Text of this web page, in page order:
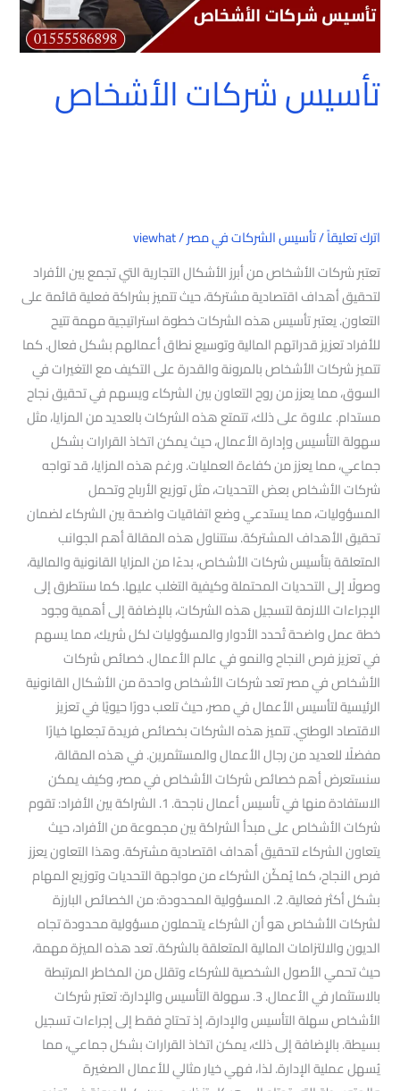
تأسيس شركات الأشخاص
اترك تعليقاً/تأسيس الشركات في مصر/
viewhat
تعتبر شركات الأشخاص من أبرز الأشكال التجارية التي تجمع بين الأفراد
لتحقيق أهداف اقتصادية مشتركة، حيث تتميز بشراكة فعلية قائمة على
التعاون. يعتبر تأسيس هذه الشركات خطوة استراتيجية مهمة تتيح
للأفراد تعزيز قدراتهم المالية وتوسيع نطاق أعمالهم بشكل فعال. كما
تتميز شركات الأشخاص بالمرونة والقدرة على التكيف مع التغيرات في
السوق، مما يعزز من روح التعاون بين الشركاء ويسهم في تحقيق نجاح
مستدام. علاوة على ذلك، تتمتع هذه الشركات بالعديد من المزايا، مثل
سهولة التأسيس وإدارة الأعمال، حيث يمكن اتخاذ القرارات بشكل
جماعي، مما يعزز من كفاءة العمليات. ورغم هذه المزايا، قد تواجه
شركات الأشخاص بعض التحديات، مثل توزيع الأرباح وتحمل
المسؤوليات، مما يستدعي وضع اتفاقيات واضحة بين الشركاء لضمان
تحقيق الأهداف المشتركة. ستتناول هذه المقالة أهم الجوانب
المتعلقة بتأسيس شركات الأشخاص، بدءًا من المزايا القانونية والمالية،
وصولًا إلى التحديات المحتملة وكيفية التغلب عليها. كما سنتطرق إلى
الإجراءات اللازمة لتسجيل هذه الشركات، بالإضافة إلى أهمية وجود
خطة عمل واضحة تُحدد الأدوار والمسؤوليات لكل شريك، مما يسهم
في تعزيز فرص النجاح والنمو في عالم الأعمال. خصائص شركات
الأشخاص في مصر تعد شركات الأشخاص واحدة من الأشكال القانونية
الرئيسية لتأسيس الأعمال في مصر، حيث تلعب دورًا حيويًا في تعزيز
الاقتصاد الوطني. تتميز هذه الشركات بخصائص فريدة تجعلها خيارًا
مفضلًا للعديد من رجال الأعمال والمستثمرين. في هذه المقالة،
سنستعرض أهم خصائص شركات الأشخاص في مصر، وكيف يمكن
الاستفادة منها في تأسيس أعمال ناجحة. 1. الشراكة بين الأفراد: تقوم
شركات الأشخاص على مبدأ الشراكة بين مجموعة من الأفراد، حيث
يتعاون الشركاء لتحقيق أهداف اقتصادية مشتركة. وهذا التعاون يعزز
فرص النجاح، كما يُمكّن الشركاء من مواجهة التحديات وتوزيع المهام
بشكل أكثر فعالية. 2. المسؤولية المحدودة: من الخصائص البارزة
لشركات الأشخاص هو أن الشركاء يتحملون مسؤولية محدودة تجاه
الديون والالتزامات المالية المتعلقة بالشركة. تعد هذه الميزة مهمة،
حيث تحمي الأصول الشخصية للشركاء وتقلل من المخاطر المرتبطة
بالاستثمار في الأعمال. 3. سهولة التأسيس والإدارة: تعتبر شركات
الأشخاص سهلة التأسيس والإدارة، إذ تحتاج فقط إلى إجراءات تسجيل
بسيطة. بالإضافة إلى ذلك، يمكن اتخاذ القرارات بشكل جماعي، مما
يُسهل عملية الإدارة. لذا، فهي خيار مثالي للأعمال الصغيرة